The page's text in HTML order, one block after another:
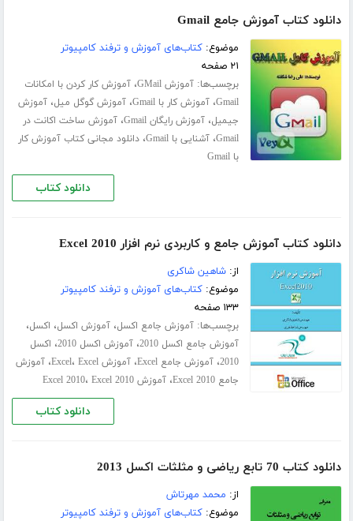
دانلود کتاب آموزش جامع Gmail
موضوع:کتاب‌های آموزش و ترفند کامپیوتر
۲۱ صفحه
برچسب‌ها:آموزش GMail ،آموزش کار کردن با امکانات
Gmail،آموزش کار با Gmail ،آموزش گوگل میل،آموزش
جیمیل،آموزش رایگان Gmail ،آموزش ساخت اکانت در
Gmail،آشنایی با Gmail ،دانلود مجانی کتاب آموزش کار
با Gmail
دانلود کتاب
دانلود کتاب آموزش جامع و کاربردی نرم افزار Excel 2010
از:شاهین شاکری
موضوع:کتاب‌های آموزش و ترفند کامپیوتر
۱۳۳ صفحه
برچسب‌ها:آموزش جامع اکسل،آموزش اکسل، اکسل،
آموزش جامع اکسل 2010 ،آموزش اکسل 2010 ، اکسل
2010،آموزش جامع Excel ،آموزش Excel ، Excel ،آموزش
جامع Excel 2010
،آموزش Excel 2010 ، Excel 2010
دانلود کتاب
دانلود کتاب 70 تابع ریاضی و مثلثات اکسل 2013
از: محمد مهرتاش
موضوع:کتاب‌های آموزش و ترفند کامپیوتر